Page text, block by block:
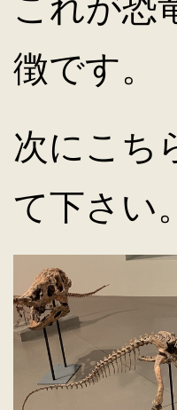
これが恐
徴です。
次にこち
て下さい。